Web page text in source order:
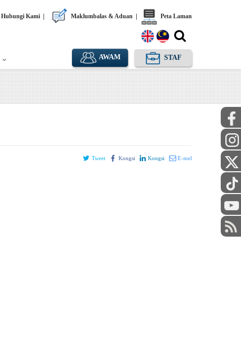
Hubungi Kami Maklumbalas & Aduan Peta Laman
AWAM STAF
Tweet Kongsi Kongsi E-mel